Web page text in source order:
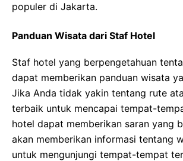
populer di Jakarta.
Panduan Wisata dari Staf Hotel
Staf hotel yang berpengetahuan
dapat memberikan panduan wisata
Jika Anda tidak yakin tentang rute
terbaik untuk mencapai tempat-
hotel dapat memberikan saran yang
akan memberikan informasi tentang
untuk mengunjungi tempat-tempat